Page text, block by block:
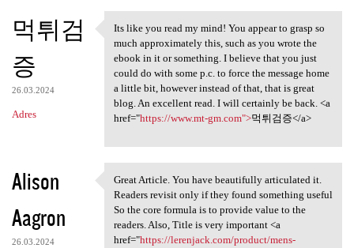
먹튀검
증
26.03.2024
Adres
Its like you read my mind!
Its like you read my mind! You appear to grasp so
much approximately this, such as you wrote the
ebook in it or something. I believe that you just
could do with some p.c. to force the message home
a little bit, however instead of that, that is great
blog. An excellent read. I will certainly be back. <a
href="https://www.mt-gm.com">먹튀검증</a>
Alison
Aagron
26.03.2024
Great Article. You have
Great Article. You have beautifully articulated it.
Readers revisit only if they found something useful
So the core formula is to provide value to the
readers. Also, Title is very important <a
href="https://lerenjack.com/product/mens-